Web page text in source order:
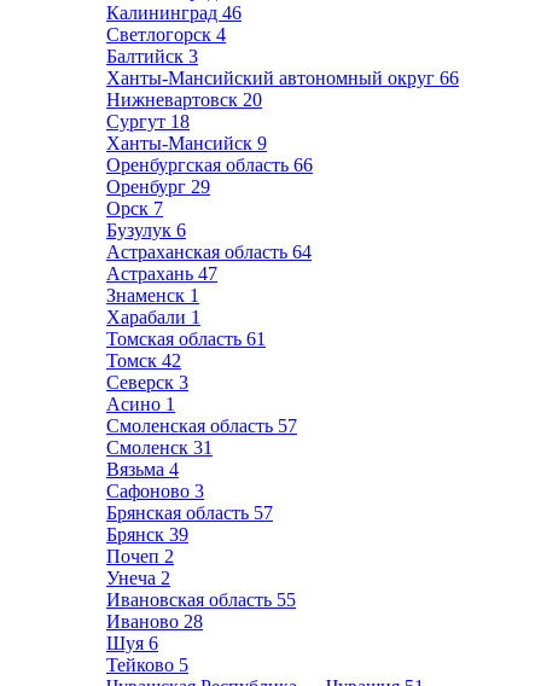
Калининград 46
Светлогорск 4
Балтийск 3
Ханты-Мансийский автономный округ 66
Нижневартовск 20
Сургут 18
Ханты-Мансийск 9
Оренбургская область 66
Оренбург 29
Орск 7
Бузулук 6
Астраханская область 64
Астрахань 47
Знаменск 1
Харабали 1
Томская область 61
Томск 42
Северск 3
Асино 1
Смоленская область 57
Смоленск 31
Вязьма 4
Сафоново 3
Брянская область 57
Брянск 39
Почеп 2
Унеча 2
Ивановская область 55
Иваново 28
Шуя 6
Тейково 5